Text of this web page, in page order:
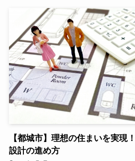
【都城市】理想の住まいを実現
設計の進め方